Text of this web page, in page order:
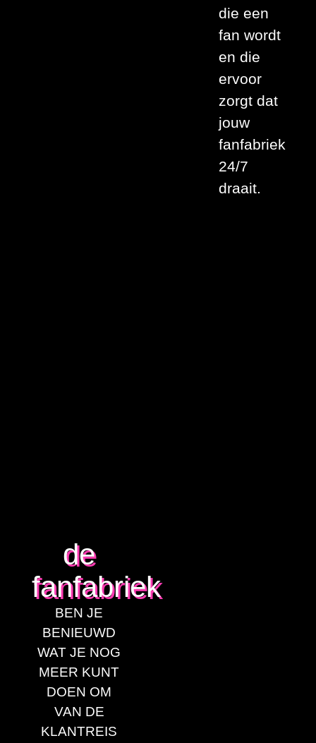
die een
fan wordt
en die
ervoor
zorgt dat
jouw
fanfabriek
24/7
draait.
de
fanfabriek
BEN JE
BENIEUWD
WAT JE NOG
MEER KUNT
DOEN OM
VAN DE
KLANTREIS